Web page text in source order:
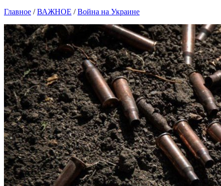
Главное /ВАЖНОЕ /Война на Украине